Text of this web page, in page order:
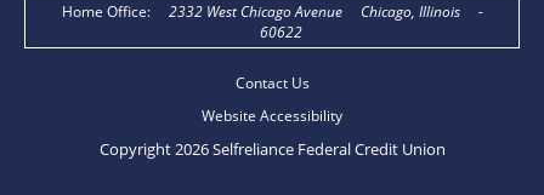
Home Office: 2332 West Chicago Avenue Chicago, Illinois
-
60622
Contact Us
Website Accessibility
Copyright 2026 Selfreliance Federal Credit Union